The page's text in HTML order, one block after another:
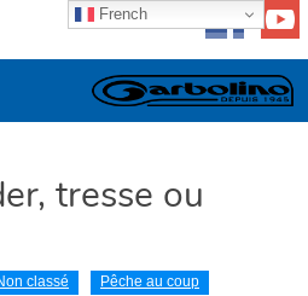
tresse ou
classé
Pêche au coup
French